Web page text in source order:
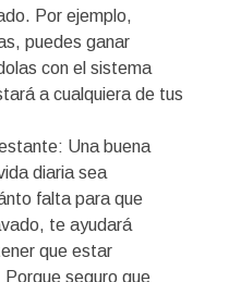
Por ejemplo,
puedes ganar
con el sistema
a cualquiera de tus
Una buena
diaria sea
falta para que
te ayudará
que estar
seguro que